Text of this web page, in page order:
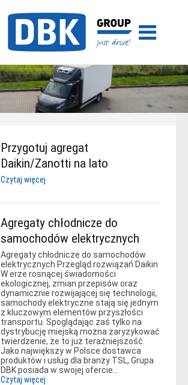
Przygotuj agregat
Daikin/Zanotti na lato
Czytaj więcej
Agregaty chłodnicze do
samochodów elektrycznych
Agregaty chłodnicze do samochodów
elektrycznych Przegląd rozwiązań Daikin
W erze rosnącej świadomości
ekologicznej, zmian przepisów oraz
dynamicznie rozwijającej się technologii,
samochody elektryczne stają się jednym
z kluczowym elementów przyszłości
transportu. Spoglądając zaś tylko na
dystrybucję miejską można zaryzykować
twierdzenie, że to już teraźniejszość.
Jako największy w Polsce dostawca
produktów i usług dla branży TSL, Grupa
DBK posiada w swojej ofercie…
Czytaj więcej